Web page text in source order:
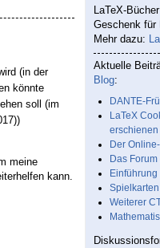
(in der
könnte
soll (im
meine
kann.
LaTeX-
Geschenk für
Mehr dazu:
Aktuelle
Blog:
DANTE-
LaTeX
erschienen
Der
Das
Weiterer